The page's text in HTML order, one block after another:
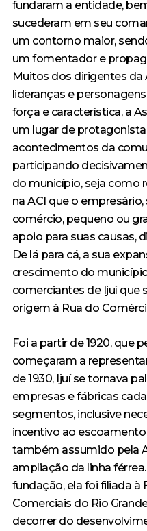
fundaram a entidade,
sucederam em seu
um contorno maior,
um fomentador e
Muitos dos dirigentes
lideranças e
força e característica, a
um lugar de
acontecimentos da
participando
do município, seja como
na ACI que o
comércio, pequeno ou
apoio para suas causas,
De lá para cá, a sua
crescimento do
comerciantes de Ijuí que
origem à Rua do
Foi a partir de 1920, que
começaram a
de 1930, Ijuí se tornava
empresas e fábricas
segmentos, inclusive
incentivo ao
também assumido pela
ampliação da linha
fundação, ela foi filiada à
Comerciais do Rio
decorrer do